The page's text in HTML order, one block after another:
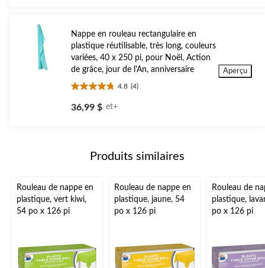
Nappe en rouleau rectangulaire en
plastique réutilisable, très long, couleurs
variées, 40 x 250 pi, pour Noël, Action
de grâce, jour de l'An, anniversaire
4.8 (4)
4.8
étoile(s)
sur
36,99 $ et+
Aperçu
Produits similaires
Rouleau de nappe en
plastique, vert kiwi,
54 po x 126 pi
Rouleau de nappe en
plastique, jaune, 54
po x 126 pi
Rouleau de
plastique,
po x 126 pi